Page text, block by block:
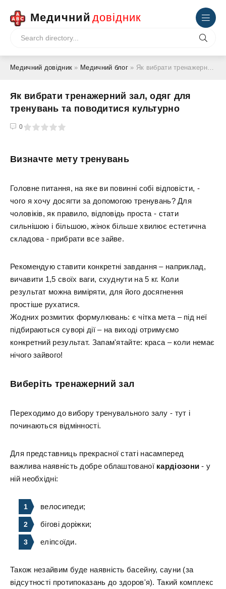
Медичний довідник
Медичний довідник » Медичний блог» Як вибрати тренажерний зал, одяг для тренувань та поводитися культурно
Як вибрати тренажерний зал, одяг для
тренувань та поводитися культурно
0
5
Визначте мету тренувань
Головне питання, на яке ви повинні собі відповісти, -
чого я хочу досягти за допомогою тренувань? Для
чоловіків, як правило, відповідь проста - стати
сильнішою і більшою, жінок більше хвилює естетична
складова - прибрати все зайве.
Рекомендую ставити конкретні завдання – наприклад,
вичавити 1,5 своїх ваги, схуднути на 5 кг. Коли
результат можна виміряти, для його досягнення
простіше рухатися.
Жодних розмитих формулювань: є чітка мета – під неї
підбираються суворі дії – на виході отримуємо
конкретний результат. Запам'ятайте: краса – коли немає
нічого зайвого!
Виберіть тренажерний зал
Переходимо до вибору тренувального залу - тут і
починаються відмінності.
Для представниць прекрасної статі насамперед
важлива наявність добре облаштованої кардіозони - у
ній необхідні:
велосипеди;
бігові доріжки;
еліпсоїди.
Також незайвим буде наявність басейну, сауни (за
відсутності протипоказань до здоров'я). Такий комплекс